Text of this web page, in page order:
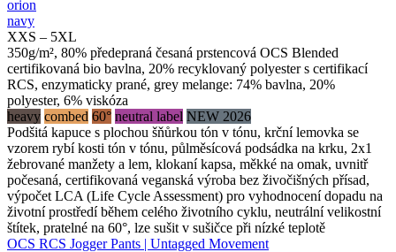
orion
navy
XXS – 5XL
350g/m², 80% předepraná česaná prstencová OCS Blended
certifikovaná bio bavlna, 20% recyklovaný polyester s certifikací
RCS, enzymaticky prané, grey melange: 74% bavlna, 20%
polyester, 6% viskóza
heavy combed 60° neutral label NEW 2026
Podšitá kapuce s plochou šňůrkou tón v tónu, krční lemovka se
vzorem rybí kosti tón v tónu, půlměsícová podsádka na krku, 2x1
žebrované manžety a lem, klokaní kapsa, měkké na omak, uvnitř
počesaná, certifikovaná veganská výroba bez živočišných přísad,
výpočet LCA (Life Cycle Assessment) pro vyhodnocení dopadu na
životní prostředí během celého životního cyklu, neutrální velikostní
štítek, pratelné na 60°, lze sušit v sušičce při nízké teplotě
OCS RCS Jogger Pants | Untagged Movement